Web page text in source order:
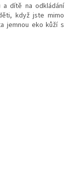
a dítě na odkládání
když jste mimo
jemnou eko kůží s